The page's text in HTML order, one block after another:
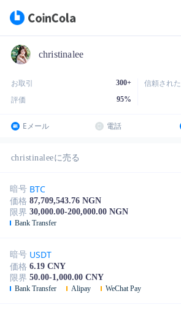
christinalee
お取引
300+
評価
95%
信頼された
Eメール 電話
christinaleeに売る
暗号 BTC
価格 87,709,543.76 NGN
限界 30,000.00-200,000.00 NGN
Bank Transfer
暗号 USDT
価格 6.19 CNY
限界 50.00-1,000.00 CNY
Bank Transfer Alipay WeChat Pay